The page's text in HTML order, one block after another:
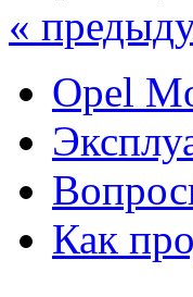
«
Opel
Как